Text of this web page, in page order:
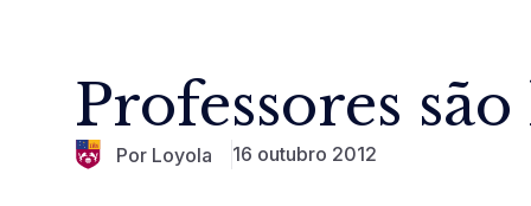
Pedagogia Inaciana
Professores
Por Loyola 16 outubro 2012